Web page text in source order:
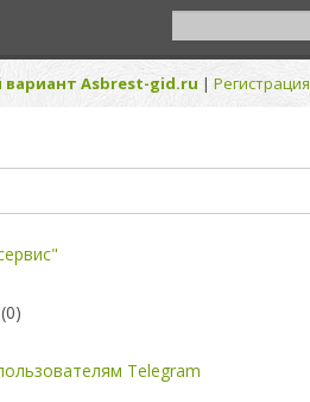
вариант Asbrest-gid.ru | Регистрация
(0)
Telegram